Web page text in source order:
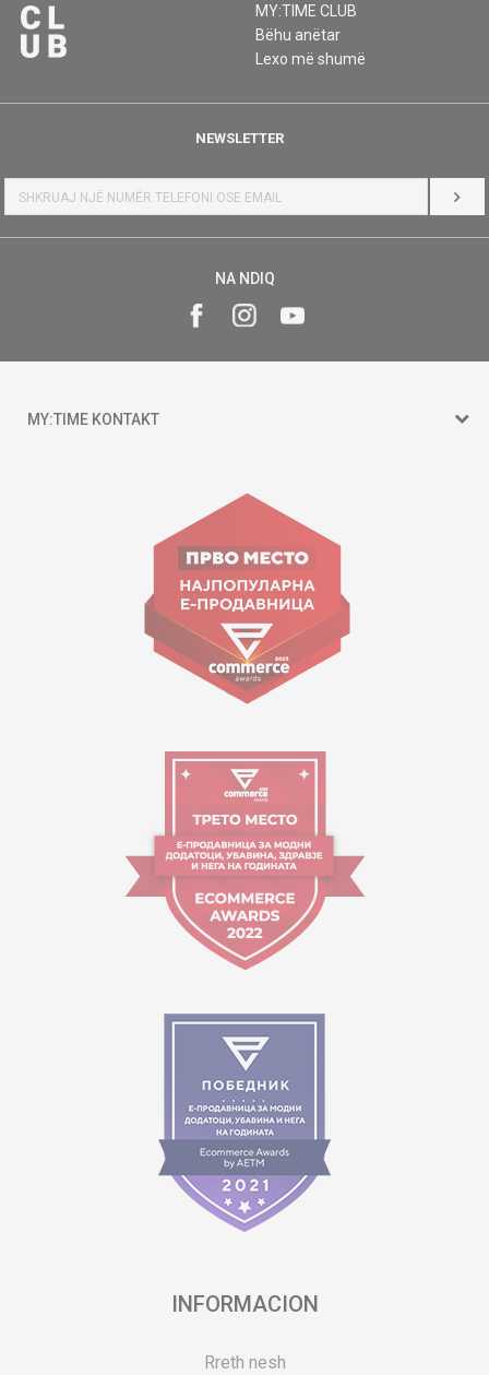
MY:TIME CLUB
Bëhu anëtar
Lexo më shumë
NEWSLETTER
HYR
NA NDIQ
MY:TIME KONTAKT
Goce Nikolovski 74 Shkup
contact@mytime.mk
Orari i punës:
09:00 - 17:00
INFORMACION
Rreth nesh